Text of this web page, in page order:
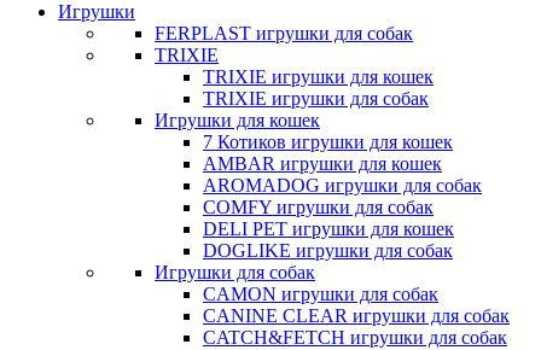
Игрушки
FERPLAST игрушки для собак
TRIXIE
TRIXIE игрушки для кошек
TRIXIE игрушки для собак
Игрушки для кошек
7 Котиков игрушки для кошек
AMBAR игрушки для кошек
AROMADOG игрушки для собак
COMFY игрушки для собак
DELI PET игрушки для кошек
DOGLIKE игрушки для собак
Игрушки для собак
CAMON игрушки для собак
CANINE CLEAR игрушки для собак
CATCH&FETCH игрушки для собак